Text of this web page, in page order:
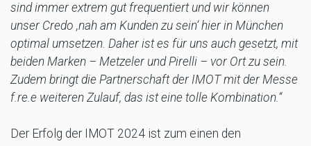
sind immer extrem gut frequentiert und wir können
unser Credo ‚nah am Kunden zu sein‘ hier in München
optimal umsetzen. Daher ist es für uns auch gesetzt, mit
beiden Marken – Metzeler und Pirelli – vor Ort zu sein.
Zudem bringt die Partnerschaft der IMOT mit der Messe
f.re.e weiteren Zulauf, das ist eine tolle Kombination.“
Der Erfolg der IMOT 2024 ist zum einen den